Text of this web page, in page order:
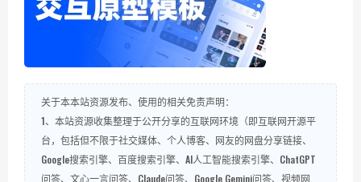
关于本本站资源发布、使用的相关免责声明：
1、本站资源收集整理于公开分享的互联网环境（即互联网开源平
台，包括但不限于社交媒体、个人博客、网友的网盘分享链接、
Google搜索引擎、百度搜索引擎、AI人工智能搜索引擎、ChatGPT
问答、文心一言问答、Claude问答、Google Gemini问答、视频网